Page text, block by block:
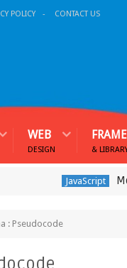
POLICY CONTACT US
WEB
DESIGN &
JavaScript
: Pseudocode